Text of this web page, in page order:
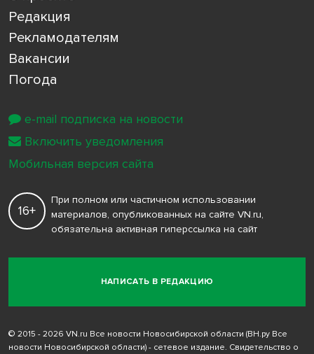
Редакция
Рекламодателям
Вакансии
Погода
НАПИСАТЬ В РЕДАКЦИЮ
16+
При полном или частичном использовании
материалов, опубликованных на сайте VN.ru,
обязательна активная гиперссылка на сайт
© 2015 - 2026 VN.ru Все новости Новосибирской области (ВН.ру Все
новости Новосибирской области) - сетевое издание. Свидетельство о
e-mail подписка на новости
Включить уведомления
Мобильная версия сайта